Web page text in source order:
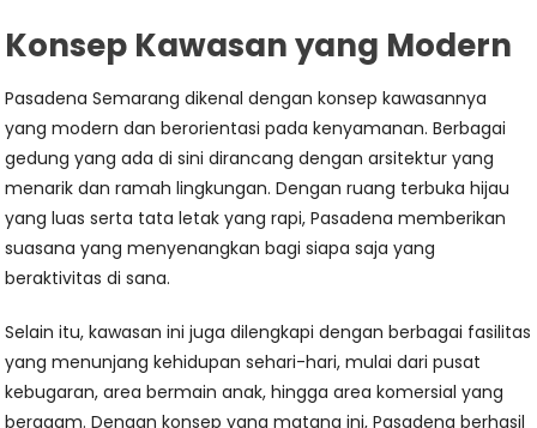
Konsep Kawasan yang Modern
Pasadena Semarang dikenal dengan konsep kawasannya
yang modern dan berorientasi pada kenyamanan. Berbagai
gedung yang ada di sini dirancang dengan arsitektur yang
menarik dan ramah lingkungan. Dengan ruang terbuka hijau
yang luas serta tata letak yang rapi, Pasadena memberikan
suasana yang menyenangkan bagi siapa saja yang
beraktivitas di sana.
Selain itu, kawasan ini juga dilengkapi dengan berbagai fasilitas
yang menunjang kehidupan sehari-hari, mulai dari pusat
kebugaran, area bermain anak, hingga area komersial yang
beragam. Dengan konsep yang matang ini, Pasadena berhasil